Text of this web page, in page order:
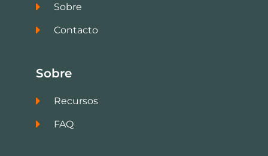
Sobre
Contacto
Sobre
Recursos
FAQ